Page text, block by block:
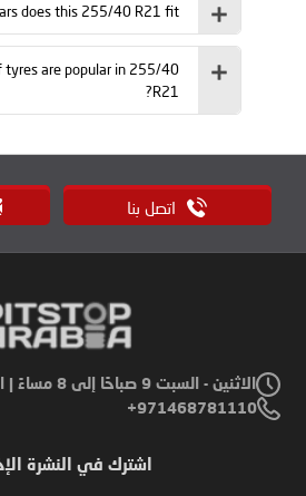
does this 255/40 R21 fit?
tyres are popular in 255/40
R21?
اتصل بنا
الاثنين - السبت 9 صباحًا إلى 8 مساءً | الأحد 9 صباحًا إلى 6 مساءً
971468781110+
اشترك في النشرة